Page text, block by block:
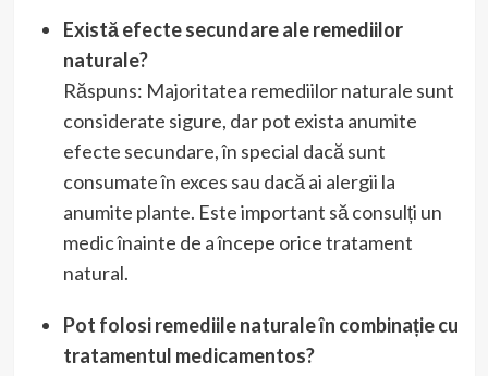
Există efecte secundare ale remediilor
naturale?
Răspuns: Majoritatea remediilor naturale sunt
considerate sigure, dar pot exista anumite
efecte secundare, în special dacă sunt
consumate în exces sau dacă ai alergii la
anumite plante. Este important să consulți un
medic înainte de a începe orice tratament
natural.
Pot folosi remediile naturale în combinație cu
tratamentul medicamentos?